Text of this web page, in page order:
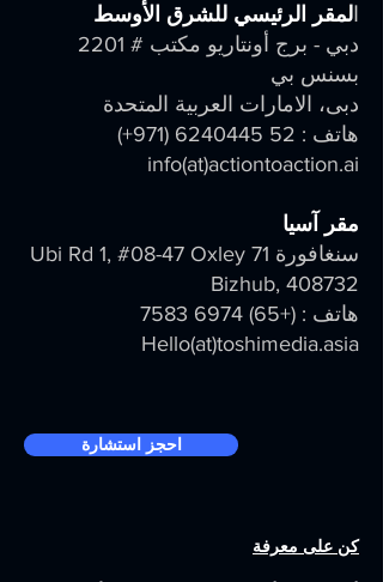
لمقر الرئيسي للشرق الأوسط
دبي - برج أونتاريو مكتب # 2201
بسنس بي
دبى، الامارات العربية المتحدة
هاتف : 52 6240445 (971
+)
info(at)actiontoaction.ai
مقر آسيا
سنغافورة 71 Ubi Rd 1, #08-47 Oxley
Bizhub, 408732
هاتف : (+65)
6974 7583
Hello(at)toshimedia.asia
احجز استشارة
كن على معرفة